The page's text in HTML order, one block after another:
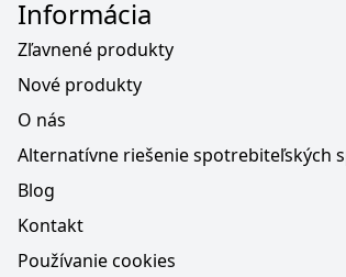
Informácia
Zľavnené produkty
Nové produkty
O nás
Alternatívne riešenie spotrebiteľských
Blog
Kontakt
Používanie cookies